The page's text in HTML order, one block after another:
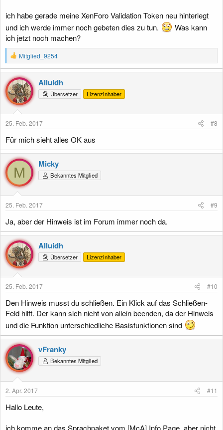
ich habe gerade meine XenForo Validation Token neu hinterlegt
und ich werde immer noch gebeten dies zu tun.
Was kann
ich jetzt noch machen?
R
e
a
k
t
i
o
n
n
Mitglied_9254
Alluidh
Übersetzer Lizenzinhaber
25. Feb. 2017 #8
Für mich sieht alles OK aus
M
Micky
Bekanntes Mitglied
25. Feb. 2017 #9
Ja, aber der Hinweis ist im Forum immer noch da.
Alluidh
Übersetzer Lizenzinhaber
25. Feb. 2017 #10
Den Hinweis musst du schließen. Ein Klick auf das Schließen-
Feld hilft. Der kann sich nicht von allein beenden, da der Hinweis
und die Funktion unterschiedliche Basisfunktionen sind
vFranky
Bekanntes Mitglied
2. Apr. 2017 #11
Hallo Leute,
ich komme an das Sprachpaket vom [McA] Info Page, aber nicht